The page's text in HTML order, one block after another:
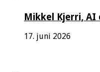
Mikkel Kjerri,
17. juni 2026